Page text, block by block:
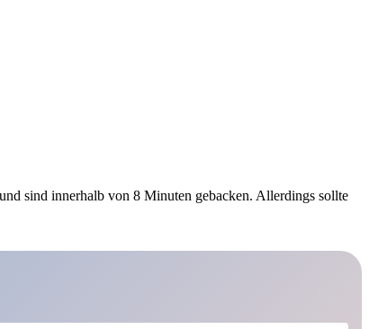
sind innerhalb von 8 Minuten gebacken. Allerdings sollte